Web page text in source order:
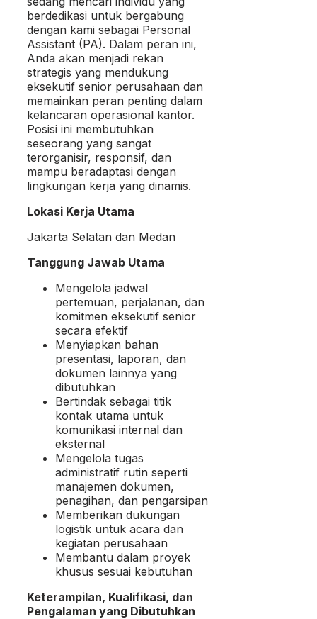
berdedikasi untuk bergabung
dengan kami sebagai Personal
Assistant (PA). Dalam peran ini,
Anda akan menjadi rekan
strategis yang mendukung
eksekutif senior perusahaan dan
memainkan peran penting dalam
kelancaran operasional kantor.
Posisi ini membutuhkan
seseorang yang sangat
terorganisir, responsif, dan
mampu beradaptasi dengan
lingkungan kerja yang dinamis.
Lokasi Kerja Utama
Jakarta Selatan dan Medan
Tanggung Jawab Utama
Mengelola jadwal
pertemuan, perjalanan, dan
komitmen eksekutif senior
secara efektif
Menyiapkan bahan
presentasi, laporan, dan
dokumen lainnya yang
dibutuhkan
Bertindak sebagai titik
kontak utama untuk
komunikasi internal dan
eksternal
Mengelola tugas
administratif rutin seperti
manajemen dokumen,
penagihan, dan pengarsipan
Memberikan dukungan
logistik untuk acara dan
kegiatan perusahaan
Membantu dalam proyek
khusus sesuai kebutuhan
Keterampilan, Kualifikasi, dan
Pengalaman yang Dibutuhkan